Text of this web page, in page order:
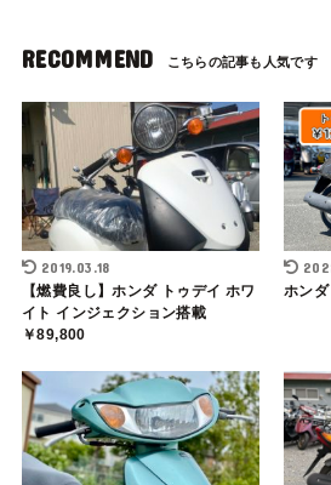
RECOMMEND
2019.03.18
【燃費良し】ホンダ トゥデイ ホワ
イト インジェクション搭載
￥89,800
ホン